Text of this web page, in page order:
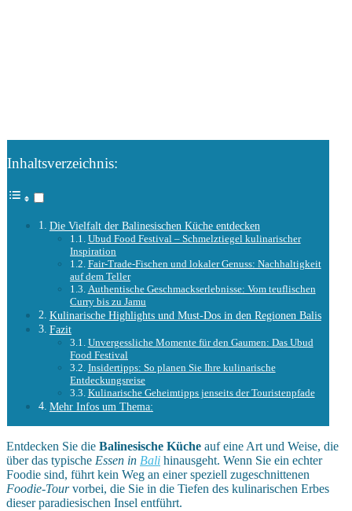
Inhaltsverzeichnis:
Die Vielfalt der Balinesischen Küche entdecken
Ubud Food Festival – Schmelztiegel kulinarischer
Inspiration
Fair-Trade-Fischen und lokaler Genuss: Nachhaltigkeit
auf dem Teller
Authentische Geschmackserlebnisse: Vom teuflischen
Curry bis zu Jamu
Kulinarische Highlights und Must-Dos in den Regionen Balis
Fazit
Unvergessliche Momente für den Gaumen: Das Ubud
Food Festival
Insidertipps: So planen Sie Ihre kulinarische
Entdeckungsreise
Kulinarische Geheimtipps jenseits der Touristenpfade
Mehr Infos um Thema:
Entdecken Sie die Balinesische Küche auf eine Art und Weise, die
über das typische Essen in Bali hinausgeht. Wenn Sie ein echter
Foodie sind, führt kein Weg an einer speziell zugeschnittenen
Foodie-Tourvorbei, die Sie in die Tiefen des kulinarischen Erbes
dieser paradiesischen Insel entführt.